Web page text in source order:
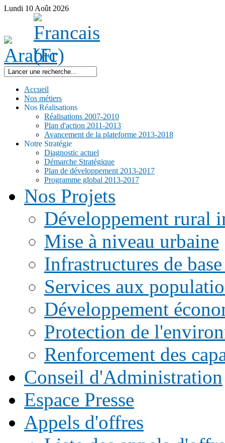
Lundi 10 Août 2026
Accueil
Nos métiers
Nos Réalisations
Réalisations 2007-2010
Plan d'action 2011-2013
Avancement de la plateforme 2013-2018
Notre Stratégie
Diagnostic actuel
Démarche Stratégique
Plan de développement 2013-2017
Programme global 2013-2017
Nos Projets
Développement rural
Mise à niveau urbaine
Infrastructures de
Services aux
Développement
Protection de
Renforcement des
Conseil d'Administration
Espace Presse
Appels d'offres